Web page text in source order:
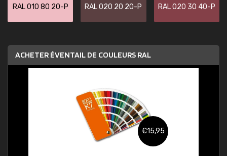
RAL 010 80 20-P RAL 020 20 20-P RAL 020 30 40-P
ACHETER ÉVENTAIL DE COULEURS RAL
€15,95